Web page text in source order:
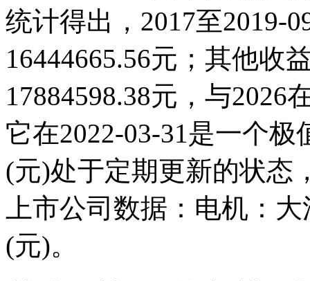
统计得出，2017至2019-
16444665.56元；其他收
17884598.38元，与
它在2022-03-31是一个
(元)处于定期更新的状态
上市公司数据：电机：
(元)。